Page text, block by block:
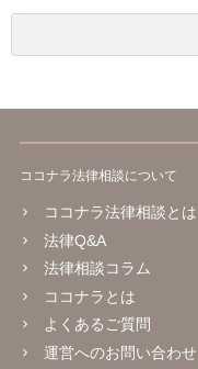
ココナラ法律相談について
ココナラ法律相談とは
法律Q&A
法律相談コラム
ココナラとは
よくあるご質問
運営へのお問い合わせ